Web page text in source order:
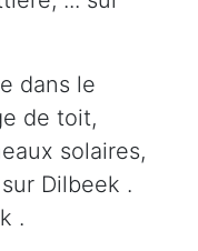
dans le
de toit,
solaires,
Dilbeek .
.